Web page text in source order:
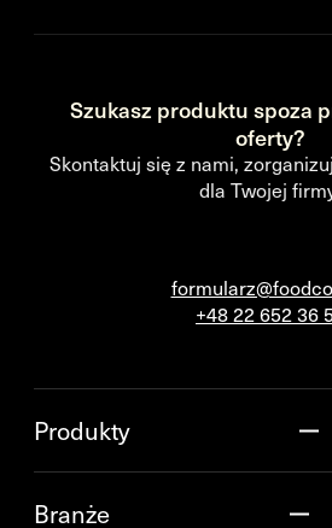
Szukasz produktu spoza
oferty?
Skontaktuj się z nami,
dla Twojej
+48 22 652 36
Produkty
Branże